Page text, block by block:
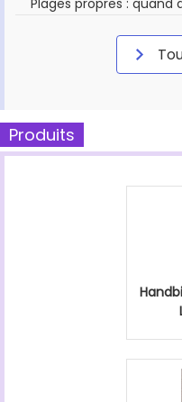
Plages propres :
Produits